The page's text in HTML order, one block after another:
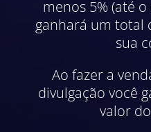
menos 5% (até
ganhará um total
sua
Ao fazer a
divulgação você
valor